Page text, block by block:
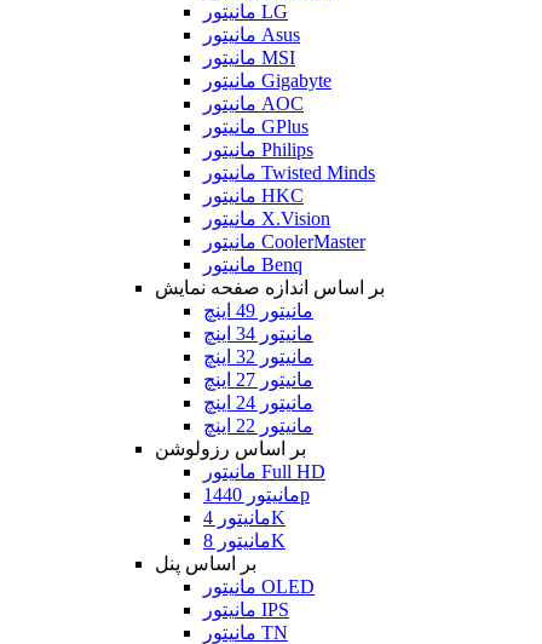
مانیتور LG
مانیتور Asus
مانیتور MSI
مانیتور Gigabyte
مانیتور AOC
مانیتور GPlus
مانیتور Philips
مانیتور Twisted Minds
مانیتور HKC
مانیتور X.Vision
مانیتور CoolerMaster
مانیتور Benq
بر اساس اندازه صفحه نمایش
مانیتور 49 اینچ
مانیتور 34 اینچ
مانیتور 32 اینچ
مانیتور 27 اینچ
مانیتور 24 اینچ
مانیتور 22 اینچ
بر اساس رزولوشن
مانیتور Full HD
مانیتور 1440p
مانیتور 4K
مانیتور 8K
بر اساس پنل
مانیتور OLED
مانیتور IPS
مانیتور TN